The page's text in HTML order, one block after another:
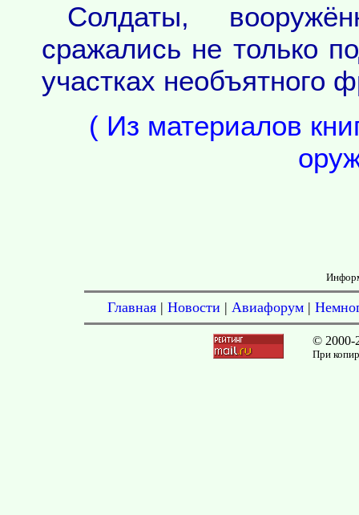
Солдаты,
сражались не только
участках необъятного
( Из материалов
Главная | Новости | Авиафорум |
© 2000-
При